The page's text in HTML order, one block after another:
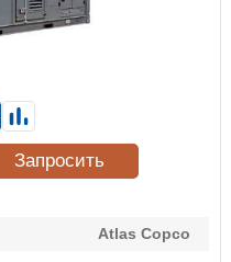
Atlas Copco
Запросить